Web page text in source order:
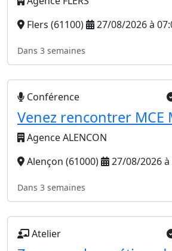
Flers (61100)
27/08/2026 à
Dans 3 semaines
Conférence
Venez rencontrer MCE
Agence ALENCON
Alençon (61000)
27/08/2026 à
Dans 3 semaines
Atelier